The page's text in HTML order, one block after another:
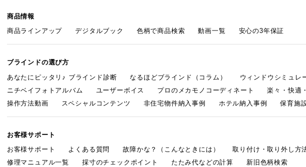
商品情報
商品ラインアップ
デジタルブック 色柄で商品検索 動画一覧 安心の3年保証
ブラインドの選び方
あなたにピッタリ♪ ブラインド診断
なるほどブラインド（コラム）
ウィンドウシミュレ
ニチベイフォトアルバム
ユーザーボイス プロのメカモノコーディネート
楽々・快適
操作方法動画
スペシャルコンテンツ 非住宅物件納入事例 ホテル納入事例 保育施
お客様サポート
お客様サポート
よくある質問 故障かな？（こんなときには）
取り付け・取り外し方
修理マニュアル一覧
採寸のチェックポイント たたみ代などの計算 新旧色柄検索